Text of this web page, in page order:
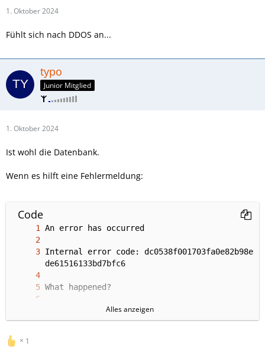
1. Oktober 2024
Fühlt sich nach DDOS an...
typo
Junior Mitglied
1. Oktober 2024
Ist wohl die Datenbank.
Wenn es hilft eine Fehlermeldung:
Code
Internal error code: dc0538f001703fa0e82b98e
An error has occured while trying to handle
your request and execution has been terminat
Alles anzeigen
1